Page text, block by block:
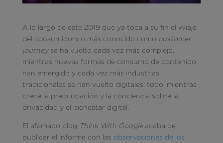
A lo largo de este 2019 que ya toca a su fin el «viaje
del consumidor» o más conocido como customer
journeyse ha vuelto cada vez más complejo,
mientras nuevas formas de consumo de contenido
han emergido y cada vez más industrias
tradicionales se han vuelto digitales; todo, mientras
crece la preocupación y la conciencia sobre la
privacidad y el bienestar digital.
El afamado blog Think With Googleacaba de
publicar el informe con las observaciones de los